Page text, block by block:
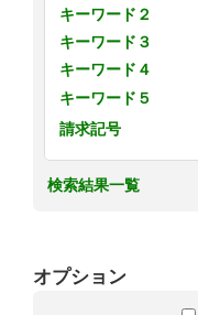
キーワード２
キーワード３
キーワード４
キーワード５
請求記号
検索結果一覧
オプション